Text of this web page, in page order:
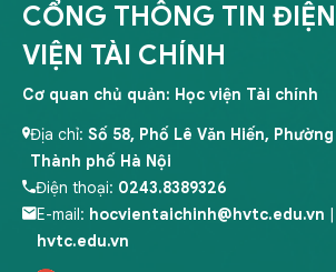
CỔNG THÔNG TIN
VIỆN TÀI CHÍNH
Cơ quan chủ quản: Học viện Tài chính
Địa chỉ: Số 58, Phố Lê Văn Hiến,
Thành phố Hà Nội
Điện thoại: 0243.8389326
E-mail: hocvientaichinh@hvtc.edu.vn
hvtc.edu.vn